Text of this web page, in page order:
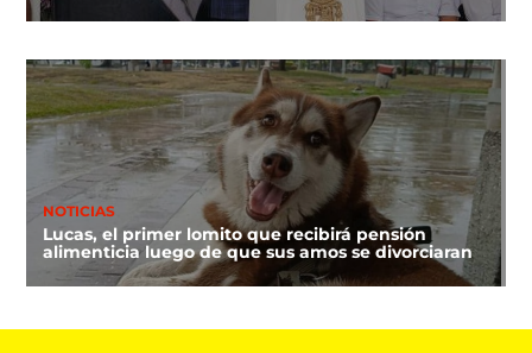
NOTICIAS
Lucas, el primer lomito que recibirá pensión
alimenticia luego de que sus amos se divorciaran